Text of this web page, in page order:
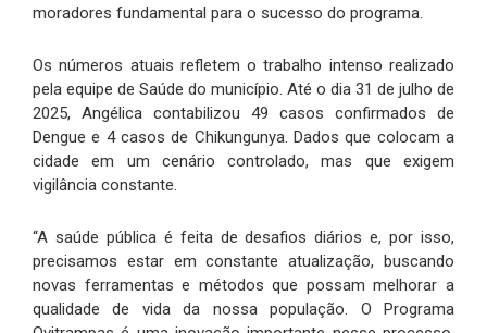
moradores fundamental para o sucesso do programa.
Os números atuais refletem o trabalho intenso realizado
pela equipe de Saúde do município. Até o dia 31 de julho de
2025, Angélica contabilizou 49 casos confirmados de
Dengue e 4 casos de Chikungunya. Dados que colocam a
cidade em um cenário controlado, mas que exigem
vigilância constante.
“A saúde pública é feita de desafios diários e, por isso,
precisamos estar em constante atualização, buscando
novas ferramentas e métodos que possam melhorar a
qualidade de vida da nossa população. O Programa